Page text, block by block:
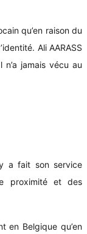
qu’en raison du
Ali AARASS
n’a jamais vécu au
a fait son service
proximité et des
en Belgique qu’en